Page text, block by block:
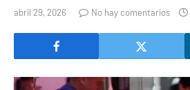
abril 29, 2026 No hay comentarios